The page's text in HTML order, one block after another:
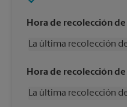
Hora de recolección de
La última recolección
Miércoles
5:00 PM
Viernes
5:00 PM
Hora de recolección de
La última recolección